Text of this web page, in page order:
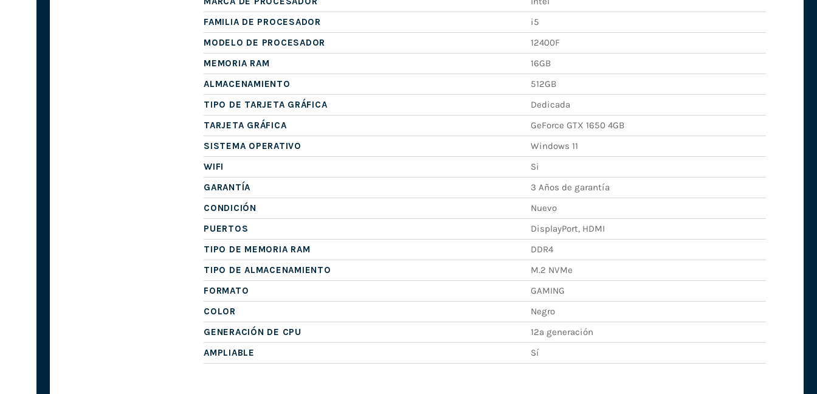
FAMILIA DE PROCESADOR
i5
MODELO DE PROCESADOR
12400F
MEMORIA RAM
16GB
ALMACENAMIENTO
512GB
TIPO DE TARJETA GRÁFICA
Dedicada
TARJETA GRÁFICA
GeForce GTX 1650 4GB
SISTEMA OPERATIVO
Windows 11
WIFI
Si
GARANTÍA
3 Años de garantía
CONDICIÓN
Nuevo
PUERTOS
DisplayPort, HDMI
TIPO DE MEMORIA RAM
DDR4
TIPO DE ALMACENAMIENTO
M.2 NVMe
FORMATO
GAMING
COLOR
Negro
GENERACIÓN DE CPU
12ª generación
AMPLIABLE
Sí